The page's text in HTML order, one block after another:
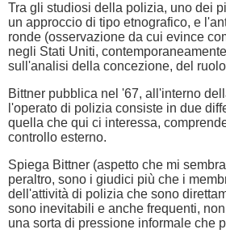
Tra gli studiosi della polizia, uno dei
un approccio di tipo etnografico, e
ronde (osservazione da cui evince
negli Stati Uniti,
sull'analisi della concezione, del
Bittner pubblica nel '67, all'interno
l'operato di polizia consiste in due
quella che qui ci interessa,
controllo esterno.
Spiega Bittner (aspetto che mi
peraltro, sono i giudici più che i
dell'attività di polizia che sono
sono inevitabili e anche frequenti,
una sorta di pressione informale che